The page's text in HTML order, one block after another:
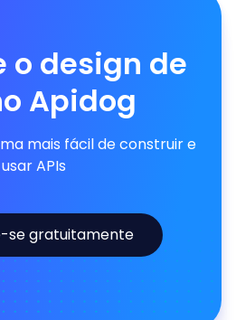
o design de
Apidog
mais fácil de construir e
usar APIs
se gratuitamente